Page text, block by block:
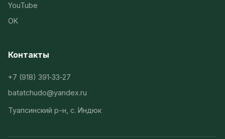
YouTube
OK
Контакты
+7 (918) 391‑33‑27
batatchudo@yandex.ru
Туапсинский р-н, с. Индюк